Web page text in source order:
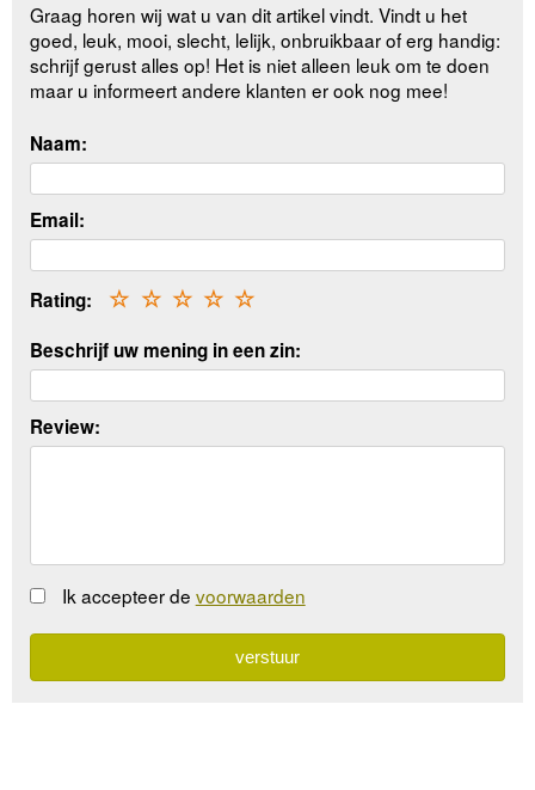
Graag horen wij wat u van dit artikel vindt. Vindt u het
goed, leuk, mooi, slecht, lelijk, onbruikbaar of erg handig:
schrijf gerust alles op! Het is niet alleen leuk om te doen
maar u informeert andere klanten er ook nog mee!
Naam:
Email:
Rating: ☆
☆
☆
☆
☆
Beschrijf uw mening in een zin:
Review:
Ik accepteer de voorwaarden